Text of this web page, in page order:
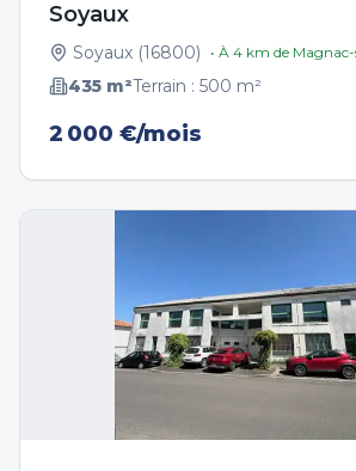
Soyaux
Soyaux (16800) • À 4 km de
435 m²Terrain : 500 m²
2 000 €/mois